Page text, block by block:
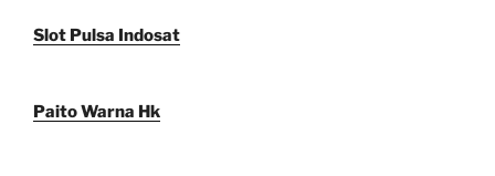
Slot Pulsa Indosat
Paito Warna Hk